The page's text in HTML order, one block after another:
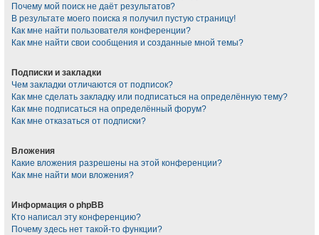
Почему мой поиск не даёт результатов?
В результате моего поиска я получил пустую страницу!
Как мне найти пользователя конференции?
Как мне найти свои сообщения и созданные мной темы?
Подписки и закладки
Чем закладки отличаются от подписок?
Как мне сделать закладку или подписаться на определённую тему?
Как мне подписаться на определённый форум?
Как мне отказаться от подписки?
Вложения
Какие вложения разрешены на этой конференции?
Как мне найти мои вложения?
Информация о phpBB
Кто написал эту конференцию?
Почему здесь нет такой-то функции?